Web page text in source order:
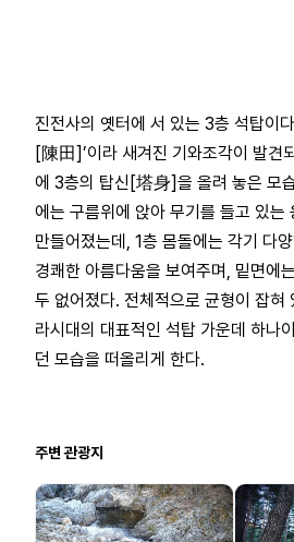
진전사의 옛터에 서 있는 3층 석탑이
[陳田]’이라 새겨진 기와조각이 발견
에 3층의 탑신[塔身]을 올려 놓은 모
에는 구름위에 앉아 무기를 들고 있
만들어졌는데, 1층 몸돌에는 각기 다
경쾌한 아름다움을 보여주며, 밑면에
두 없어졌다. 전체적으로 균형이 잡혀
라시대의 대표적인 석탑 가운데 하나
던 모습을 떠올리게 한다.
주변 관광지